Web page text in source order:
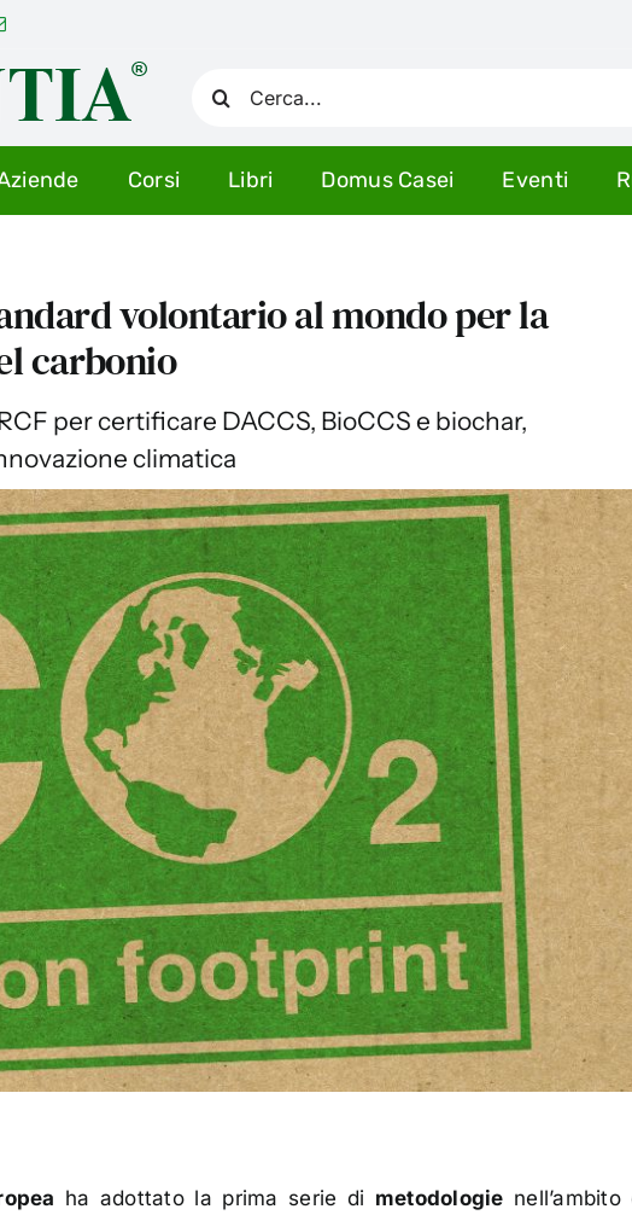
per:
Corsi Libri Domus Casei Eventi
volontario al mondo per la
carbonio
per certificare DACCS, BioCCS e biochar,
climatica
ha adottato la prima serie di metodologie nell’ambito